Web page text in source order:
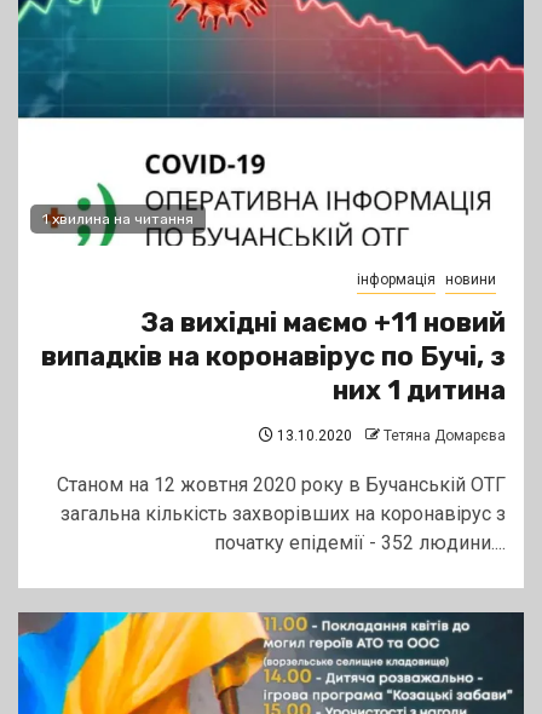
1 хвилина на читання
інформація новини
За вихідні маємо +11 новий
випадків на коронавірус по Бучі, з
них 1 дитина
13.10.2020 Тетяна Домарєва
Cтаном на 12 жовтня 2020 року в Бучанській ОТГ
загальна кількість захворівших на коронавірус з
початку епідемії - 352 людини....